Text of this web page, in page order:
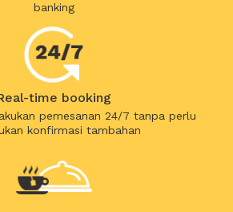
banking
time booking
pemesanan 24/7 tanpa perlu
konfirmasi tambahan